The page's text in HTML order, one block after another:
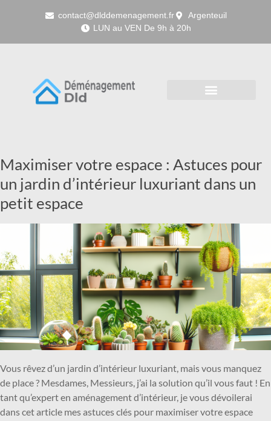
contact@dlddemenagement.fr
Argenteuil
LUN au VEN De 9h à 20h
Maximiser votre espace : Astuces pour
un jardin d’intérieur luxuriant dans un
petit espace
Vous rêvez d’un jardin d’intérieur luxuriant, mais vous manquez
de place ? Mesdames, Messieurs, j’ai la solution qu’il vous faut ! En
tant qu’expert en aménagement d’intérieur, je vous dévoilerai
dans cet article mes astuces clés pour maximiser votre espace